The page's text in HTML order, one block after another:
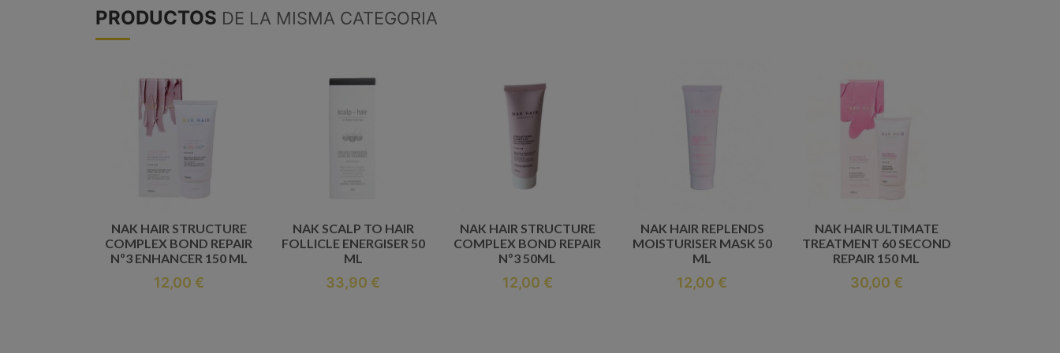
PRODUCTOS DE LA MISMA CATEGORIA
NAK HAIR STRUCTURE
COMPLEX BOND REPAIR
Nº3 ENHANCER 150 ML
12,00 €
NAK SCALP TO HAIR
FOLLICLE ENERGISER 50
ML
33,90 €
NAK HAIR STRUCTURE
COMPLEX BOND REPAIR
Nº3 50ML
12,00 €
NAK HAIR REPLENDS
MOISTURISER MASK 50
ML
12,00 €
NAK HAIR ULTIMATE
TREATMENT 60 SECOND
REPAIR 150 ML
30,00 €